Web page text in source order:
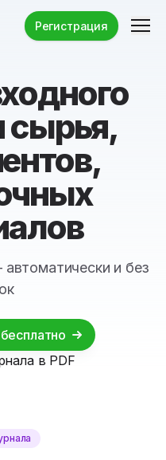
Регистрация
сырья,
и без
в PDF